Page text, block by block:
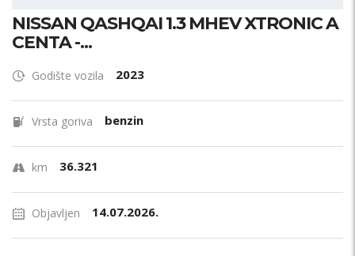
NISSAN QASHQAI 1.3 MHEV XTRONIC A
CENTA -...
Godište vozila 2023
Vrsta goriva benzin
km 36.321
Objavljen 14.07.2026.